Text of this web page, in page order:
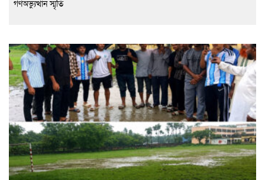
গণঅভ্যুত্থান স্মৃতি